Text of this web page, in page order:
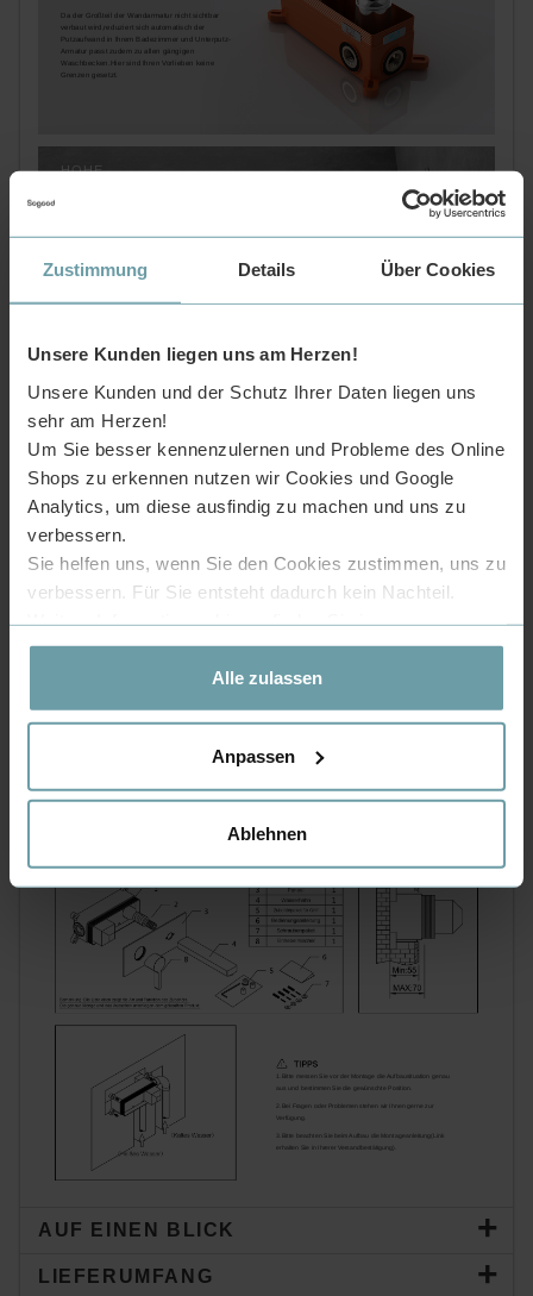
Zustimmung Details Über Cookies
Unsere Kunden liegen uns am Herzen!
Unsere Kunden und der Schutz Ihrer Daten liegen uns
sehr am Herzen!
Um Sie besser kennenzulernen und Probleme des Online
Shops zu erkennen nutzen wir Cookies und Google
Analytics, um diese ausfindig zu machen und uns zu
verbessern.
Sie helfen uns, wenn Sie den Cookies zustimmen, uns zu
verbessern. Für Sie entsteht dadurch kein Nachteil.
Datenschutzerklärung.
Alle zulassen
Anpassen
Ablehnen
Da der Großteil der Wandarmatur nicht sichtbar
verbaut wird,reduziert sich automatisch der
Putzaufwand in Ihrem Badezimmer und Unterputz-
Armatur passt zudem zu allen gängigen
Waschbecken.Hier sind Ihren Vorlieben keine
Grenzen gesetzt.
HOHE
EINFACH ZU PFLEGEN
Falls sich einmal,nach längerem
Sie dieses einfach abschrauben und kurz unter
Handumdrehen.
1.Bitte messen Sie vor der Montage die Aufbausituation genau
aus und bestimmen Sie die gewünschte Position.
2.Bei Fragen oder Problemen stehen wir Ihnen gerne zur
Verfügung.
3.Bitte beachten Sie beim Aufbau die Montageanleitung(Link
erhalten Sie in Ihrerer Versandbestätigung).
AUF EINEN BLICK
LIEFERUMFANG